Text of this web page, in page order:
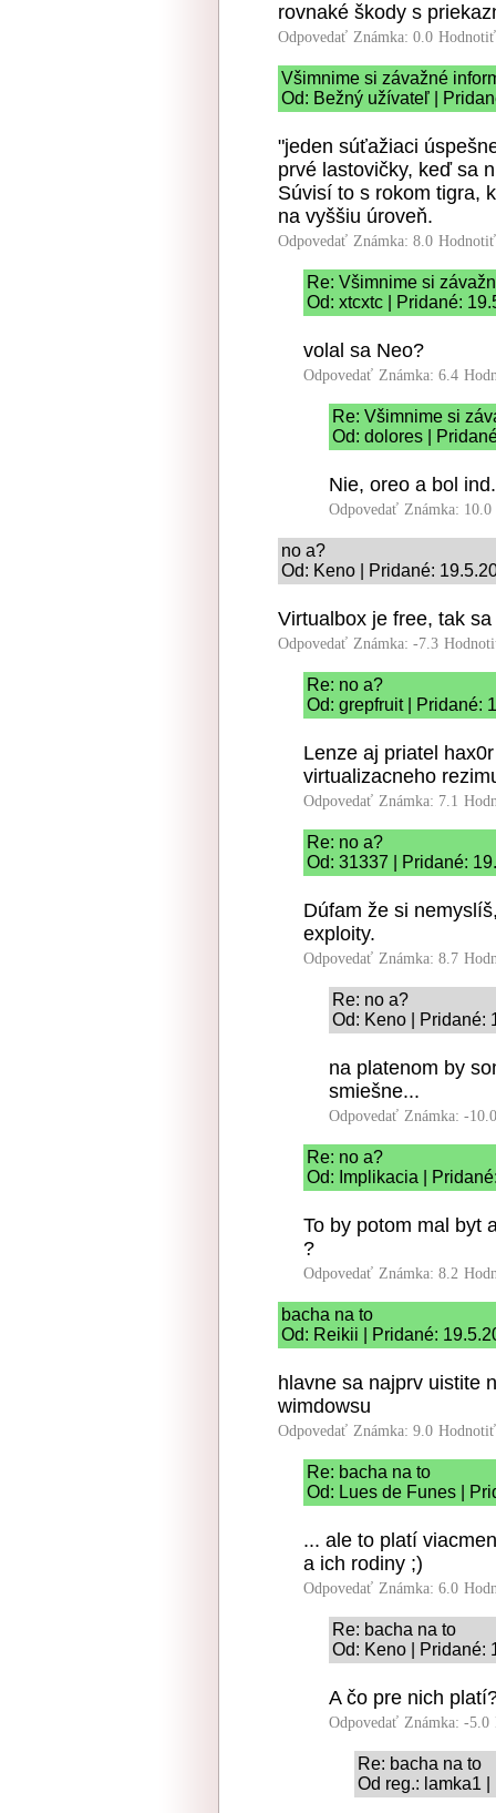
rovnaké škody s
Odpovedať Známka: 0.0
Všimnime si závažné
Od: Bežný užívateľ |
"jeden súťažiaci
prvé lastovičky, keď sa
Súvisí to s rokom tigra,
na vyššiu úroveň.
Odpovedať Známka: 8.0
Re: Všimnime si
Od: xtcxtc | Pridané:
volal sa Neo?
Odpovedať Známka: 6.4
Re: Všimnime si
Od: dolores |
Nie, oreo a bol ind.
Odpovedať Známka: 10.0
no a?
Od: Keno | Pridané:
Virtualbox je free, tak
Odpovedať Známka: -7.3
Re: no a?
Od: grepfruit | Pridané:
Lenze aj priatel
virtualizacneho
Odpovedať Známka: 7.1
Re: no a?
Od: 31337 | Pridané:
Dúfam že si
exploity.
Odpovedať Známka: 8.7
Re: no a?
Od: Keno | Pridané:
na platenom by
smiešne...
Odpovedať Známka: -10.0
Re: no a?
Od: Implikacia |
To by potom mal byt
?
Odpovedať Známka: 8.2
bacha na to
Od: Reikii | Pridané:
hlavne sa najprv uistite
wimdowsu
Odpovedať Známka: 9.0
Re: bacha na to
Od: Lues de Funes |
... ale to platí
a ich rodiny ;)
Odpovedať Známka: 6.0
Re: bacha na to
Od: Keno | Pridané:
A čo pre nich
Odpovedať Známka: -5.0
Re: bacha na to
Od reg.: lamka1